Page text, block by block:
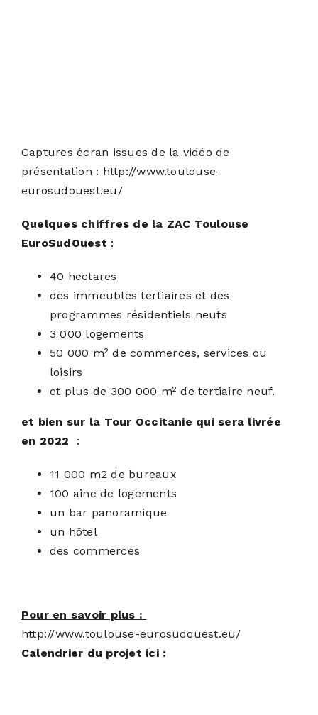
Captures écran issues de la vidéo de
présentation : http://www.toulouse-
eurosudouest.eu/
Quelques chiffres de la ZAC Toulouse
EuroSudOuest :
40 hectares
des immeubles tertiaires et des
programmes résidentiels neufs
3 000 logements
50 000 m² de commerces, services ou
loisirs
et plus de 300 000 m² de tertiaire neuf.
et bien sur la Tour Occitanie qui sera livrée
en 2022 :
11 000 m2 de bureaux
100 aine de logements
un bar panoramique
un hôtel
des commerces
Pour en savoir plus :
http://www.toulouse-eurosudouest.eu/
Calendrier du projet ici: